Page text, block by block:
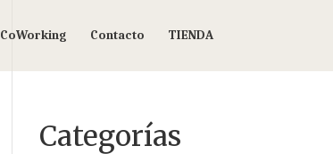
CoWorking Contacto TIENDA
Categorías